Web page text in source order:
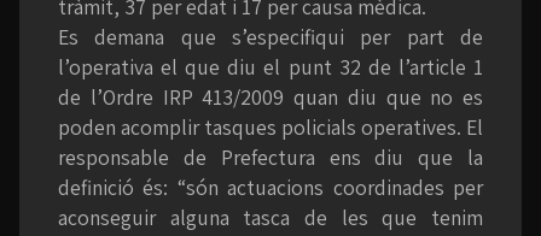
tràmit, 37 per edat i 17 per causa mèdica.
Es demana que s’especifiqui per part de
l’operativa el que diu el punt 32 de l’article 1
de l’Ordre IRP 413/2009 quan diu que no es
poden acomplir tasques policials operatives. El
responsable de Prefectura ens diu que la
definició és: “són actuacions coordinades per
aconseguir alguna tasca de les que tenim